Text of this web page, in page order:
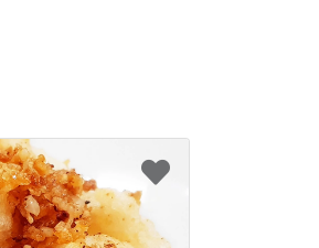
ukuran besar,
matang. Setelah
sekitar 2.5 liter dan aduk
daging ayamnya, gula,